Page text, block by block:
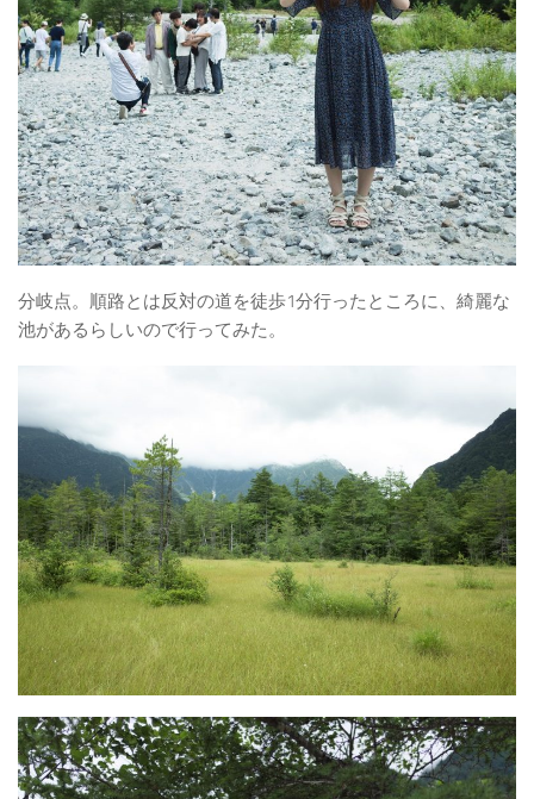
分岐点。順路とは反対の道を徒歩1分行ったところに、綺麗な
池があるらしいので行ってみた。